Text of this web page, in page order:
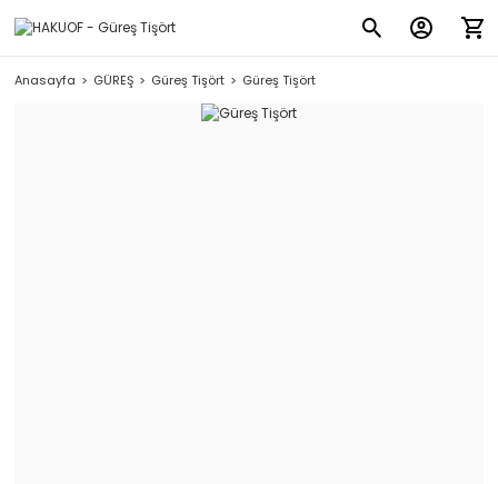
Anasayfa GÜREŞ Güreş Tişört Güreş Tişört